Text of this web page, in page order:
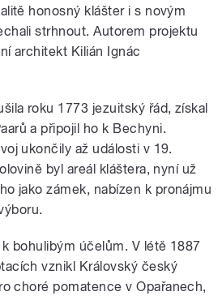
honosný klášter i s novým
strhnout. Autorem projektu
architekt Kilián Ignác
roku 1773 jezuitský řád, získal
a připojil ho k Bechyni.
ukončily až události v 19.
byl areál kláštera, nyní už
jako zámek, nabízen k pronájmu
bohulibým účelům. V létě 1887
vznikl Královský český
choré pomatence v Opařanech,